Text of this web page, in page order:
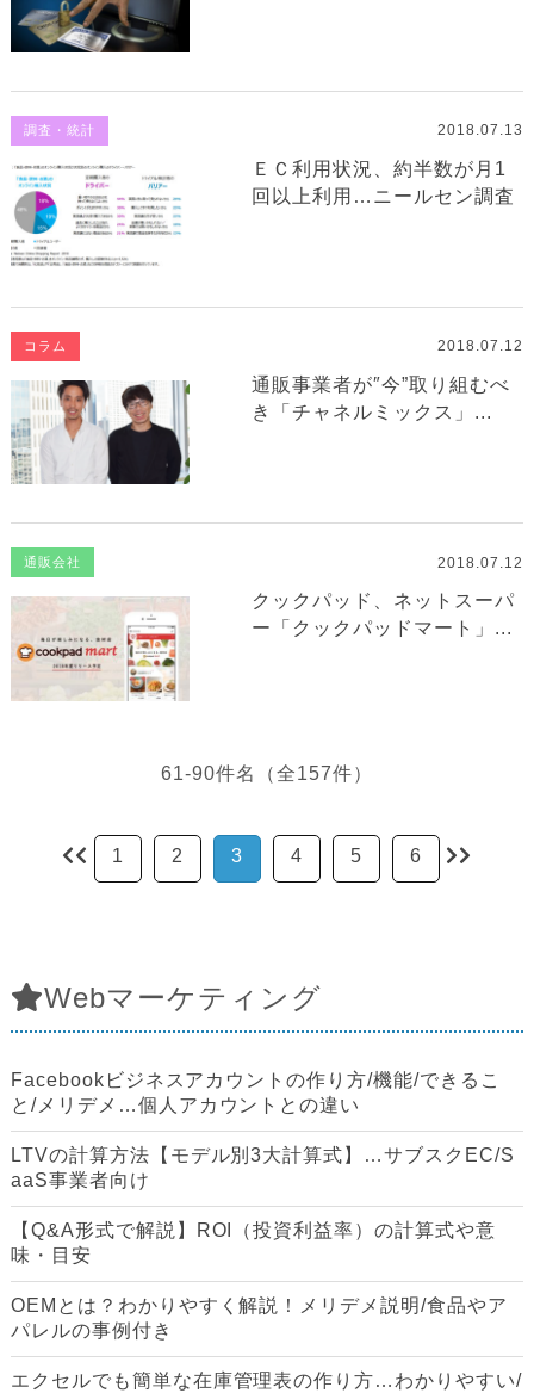
調査・統計 2018.07.13
ＥＣ利用状況、約半数が月1
回以上利用…ニールセン調査
コラム 2018.07.12
通販事業者が″今”取り組むべ
き「チャネルミックス」...
通販会社 2018.07.12
クックパッド、ネットスーパ
ー「クックパッドマート」...
61-90件名（全157件）
1 2 3 4 5 6
Webマーケティング
Facebookビジネスアカウントの作り方/機能/できるこ
と/メリデメ…個人アカウントとの違い
LTVの計算方法【モデル別3大計算式】…サブスクEC/S
aaS事業者向け
【Q&A形式で解説】ROI（投資利益率）の計算式や意
味・目安
OEMとは？わかりやすく解説！メリデメ説明/食品やア
パレルの事例付き
エクセルでも簡単な在庫管理表の作り方…わかりやすい/